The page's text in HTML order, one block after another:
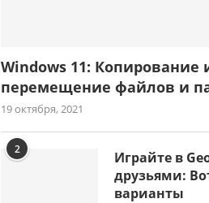
Windows 11: Копирование
перемещение файлов и
19 октября, 2021
2
Играйте в
друзьями:
варианты